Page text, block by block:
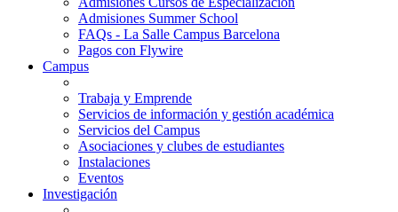
Admisiones Summer School
FAQs - La Salle Campus Barcelona
Pagos con Flywire
Campus
Trabaja y Emprende
Servicios de información y gestión académica
Servicios del Campus
Asociaciones y clubes de estudiantes
Instalaciones
Eventos
Investigación